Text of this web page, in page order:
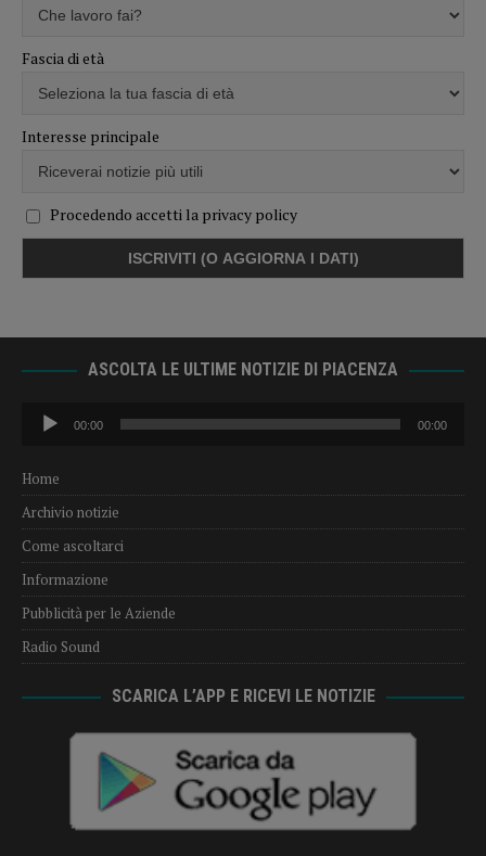
Fascia di età
Interesse principale
Procedendo accetti la privacy policy
ASCOLTA LE ULTIME NOTIZIE DI PIACENZA
Audio
Player
00:00 00:00
Home
Archivio notizie
Come ascoltarci
Informazione
Pubblicità per le Aziende
Radio Sound
SCARICA L’APP E RICEVI LE NOTIZIE